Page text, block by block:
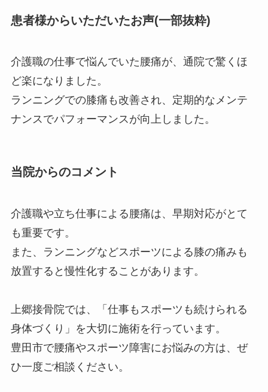
患者様からいただいたお声(一部抜粋)
介護職の仕事で悩んでいた腰痛が、通院で驚くほ
ど楽になりました。
ランニングでの膝痛も改善され、定期的なメンテ
ナンスでパフォーマンスが向上しました。
当院からのコメント
介護職や立ち仕事による腰痛は、早期対応がとて
も重要です。
また、ランニングなどスポーツによる膝の痛みも
放置すると慢性化することがあります。
上郷接骨院では、「仕事もスポーツも続けられる
身体づくり」を大切に施術を行っています。
豊田市で腰痛やスポーツ障害にお悩みの方は、ぜ
ひ一度ご相談ください。